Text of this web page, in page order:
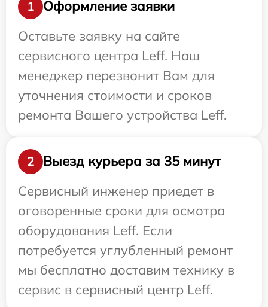
1
Оформление заявки
Оставьте заявку на сайте
сервисного центра Leff. Наш
менеджер перезвонит Вам для
уточнения стоимости и сроков
ремонта Вашего устройства Leff.
2
Выезд курьера за 35 минут
Сервисный инженер приедет в
оговоренные сроки для осмотра
оборудования Leff. Если
потребуется углубленный ремонт
мы бесплатно доставим технику в
сервис в сервисный центр Leff.